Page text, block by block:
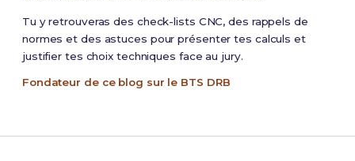
Tu y retrouveras des check-lists CNC, des rappels de
normes et des astuces pour présenter tes calculs et
justifier tes choix techniques face au jury.
Fondateur de ce blog sur le BTS DRB